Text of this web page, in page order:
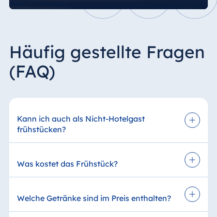
Häufig gestellte Fragen
(FAQ)
Kann ich auch als Nicht-Hotelgast
frühstücken?
Außer-Haus Gast.
Was kostet das Frühstück?
In der Regel bewegen sich die Preise für
Welche Getränke sind im Preis enthalten?